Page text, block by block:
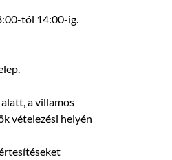
tól 14:00-ig.
a villamos
vételezési helyén